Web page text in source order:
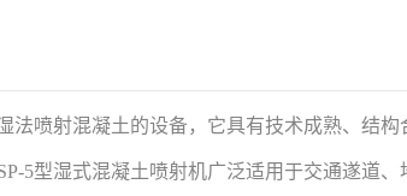
喷射混凝土的设备，它具有技术成熟、结构
5型湿式混凝土喷射机广泛适用于交通遂道、